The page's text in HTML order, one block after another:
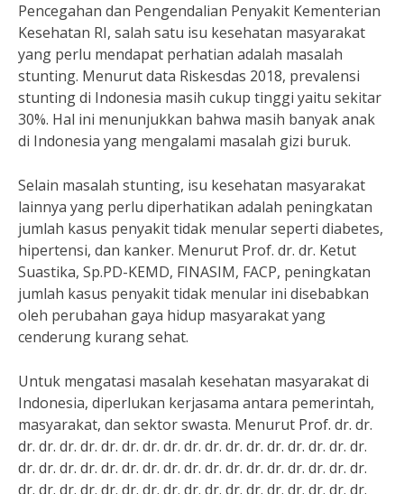
Pencegahan dan Pengendalian Penyakit Kementerian
Kesehatan RI, salah satu isu kesehatan masyarakat
yang perlu mendapat perhatian adalah masalah
stunting. Menurut data Riskesdas 2018, prevalensi
stunting di Indonesia masih cukup tinggi yaitu sekitar
30%. Hal ini menunjukkan bahwa masih banyak anak
di Indonesia yang mengalami masalah gizi buruk.
Selain masalah stunting, isu kesehatan masyarakat
lainnya yang perlu diperhatikan adalah peningkatan
jumlah kasus penyakit tidak menular seperti diabetes,
hipertensi, dan kanker. Menurut Prof. dr. dr. Ketut
Suastika, Sp.PD-KEMD, FINASIM, FACP, peningkatan
jumlah kasus penyakit tidak menular ini disebabkan
oleh perubahan gaya hidup masyarakat yang
cenderung kurang sehat.
Untuk mengatasi masalah kesehatan masyarakat di
Indonesia, diperlukan kerjasama antara pemerintah,
masyarakat, dan sektor swasta. Menurut Prof. dr. dr.
dr. dr. dr. dr. dr. dr. dr. dr. dr. dr. dr. dr. dr. dr. dr. dr. dr.
dr. dr. dr. dr. dr. dr. dr. dr. dr. dr. dr. dr. dr. dr. dr. dr. dr.
dr. dr. dr. dr. dr. dr. dr. dr. dr. dr. dr. dr. dr. dr. dr. dr. dr.